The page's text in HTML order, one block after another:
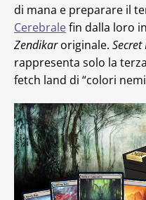
di mana e preparare il
Cerebralefin dalla loro
Zendikaroriginale.
rappresenta solo la
fetch land di “colori